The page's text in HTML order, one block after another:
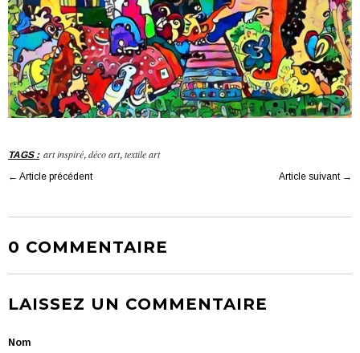
TAGS : art inspiré, déco art, textile art
← Article précédent Article suivant→
0 COMMENTAIRE
LAISSEZ UN COMMENTAIRE
Nom